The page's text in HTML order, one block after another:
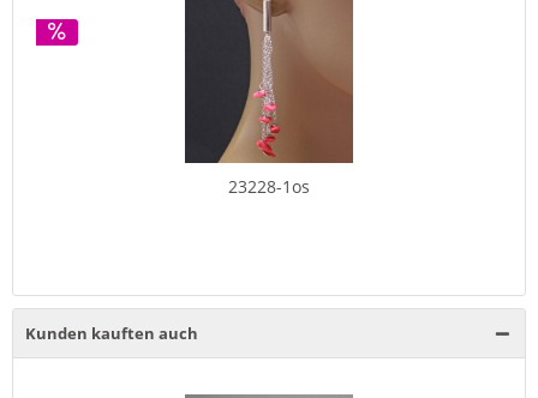
23228-1os
Kunden kauften auch